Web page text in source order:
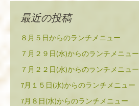
最近の投稿
８月５日からのランチメニュー
７月２９日(水)からのランチメニュー
７月２２日(水)からのランチメニュー
7月１５日(水)からのランチメニュー
7月８日(水)からのランチメニュー